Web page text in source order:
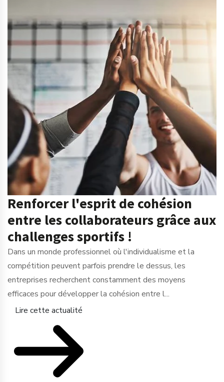
Renforcer l'esprit de cohésion
entre les collaborateurs grâce aux
challenges sportifs !
Dans un monde professionnel où l'individualisme et la
compétition peuvent parfois prendre le dessus, les
entreprises recherchent constamment des moyens
efficaces pour développer la cohésion entre l...
Lire cette actualité